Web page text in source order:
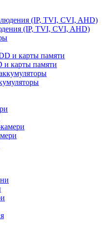
(IP, TVI, CVI, AHD)
и карты памяти